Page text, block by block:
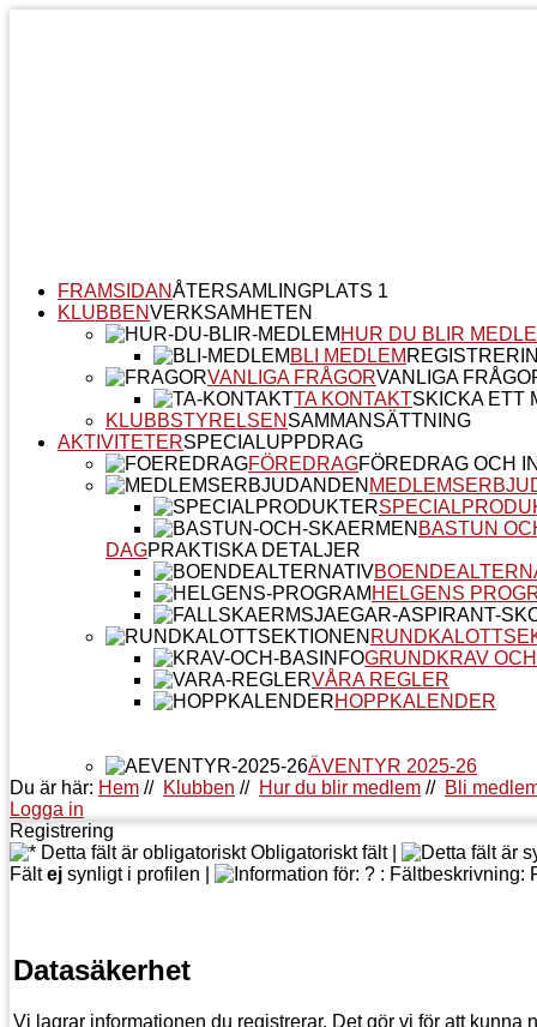
FRAMSIDANÅTERSAMLINGPLATS 1
KLUBBENVERKSAMHETEN
HUR DU BLIR
BLI MEDLEM
VANLIGA FRÅGORVANLIGA
TA KONTAKTSKICKA ETT
KLUBBSTYRELSEN SAMMANSÄTTNING
AKTIVITETERSPECIALUPPDRAG
FÖREDRAGFÖREDRAG OCH
BASTUN
DAGPRAKTISKA DETALJER
HELGENS
GRUNDKRAV
VÅRA REGLER
HOPPKALENDER
ÄVENTYR 2025-26
Du är här: Hem // Klubben // Hur du blir medlem // Bli
Logga in
Registrering
Obligatoriskt fält |
Fältej synligt i profilen |
Datasäkerhet
Vi lagrar informationen du registrerar. Det gör vi för att